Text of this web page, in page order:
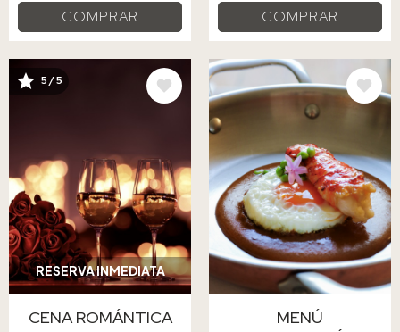
COMPRAR
COMPRAR
RESERVA INMEDIATA
IMAGE
5 / 5
CENA ROMÁNTICA
IMAGE
MENÚ